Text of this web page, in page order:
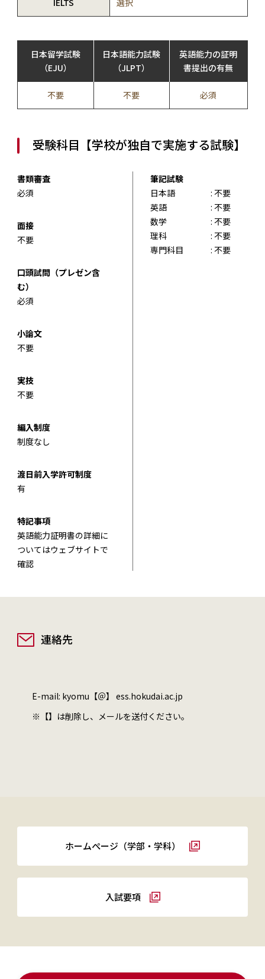
日本留学試験
（EJU）
日本語能力試験
（JLPT）
英語能力の証明
書提出の有無
不要 不要 必須
受験科目【学校が独自で実施する試験】
書類審査
必須
面接
不要
口頭試問（プレゼン含
む）
必須
小論文
不要
実技
不要
編入制度
制度なし
渡日前入学許可制度
有
特記事項
英語能力証明書の詳細に
ついてはウェブサイトで
確認
筆記試験
日本語
: 不要
英語
: 不要
数学
: 不要
理科
: 不要
専門科目
: 不要
連絡先
E-mail: kyomu【＠】 ess.hokudai.ac.jp
※【】は削除し、メールを送付ください。
ホームぺージ（学部・学科）
入試要項